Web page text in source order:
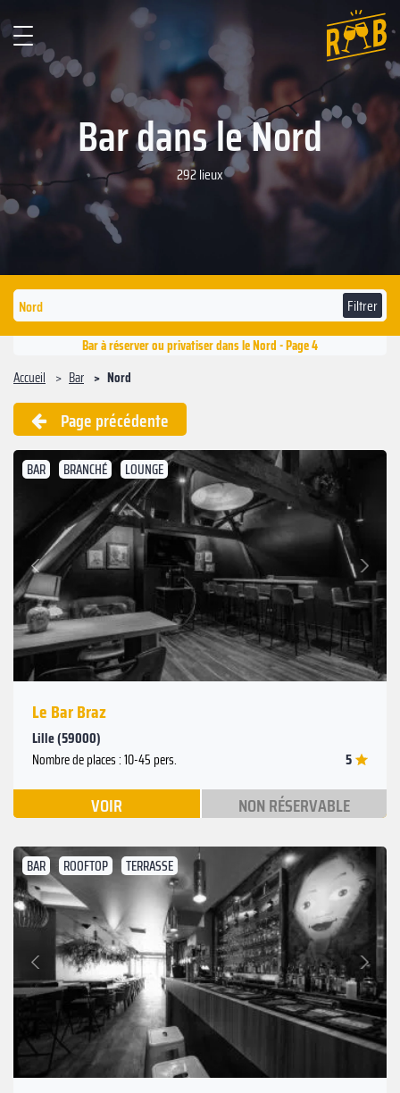
Bar dans le Nord
292 lieux
Filtrer
Bar à réserver ou privatiser dans le Nord - Page 4
Accueil
Bar Nord
Page précédente
BAR BRANCHÉ LOUNGE
Précédent
Suivant
Le Bar Braz
Lille (59000)
Nombre de places : 10-45 pers. 5
VOIR NON RÉSERVABLE
BAR ROOFTOP TERRASSE
Précédent
Suivant